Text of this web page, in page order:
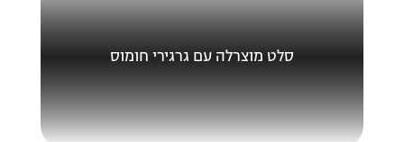
סלט מוצרלה עם גרגירי חומוס